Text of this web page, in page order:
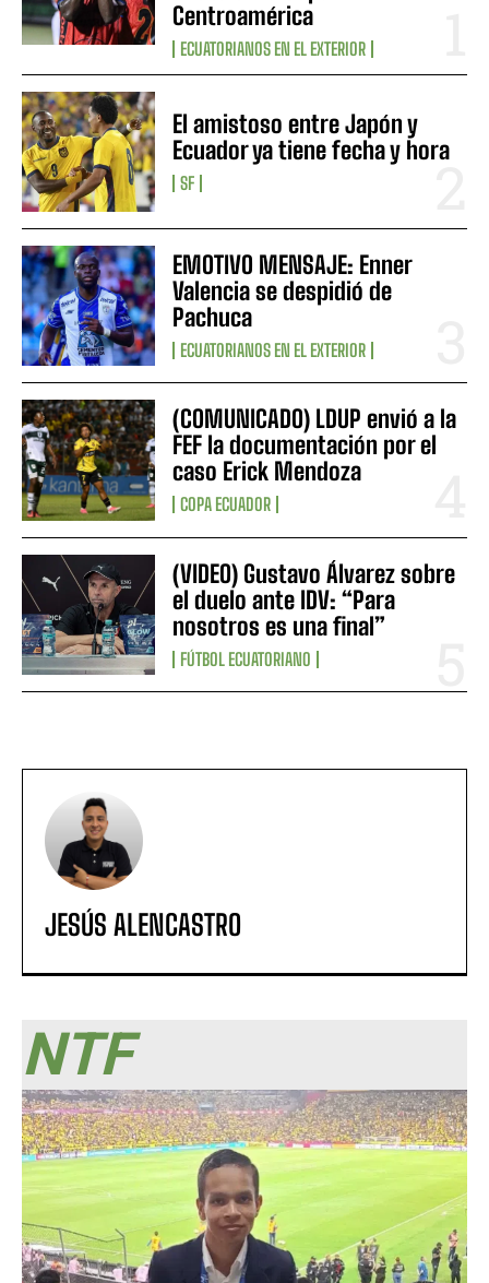
Centroamérica
ECUATORIANOS EN EL EXTERIOR
El amistoso entre Japón y
Ecuador ya tiene fecha y hora
SF
EMOTIVO MENSAJE: Enner
Valencia se despidió de
Pachuca
ECUATORIANOS EN EL EXTERIOR
(COMUNICADO) LDUP envió a la
FEF la documentación por el
caso Erick Mendoza
COPA ECUADOR
(VIDEO) Gustavo Álvarez sobre
el duelo ante IDV: “Para
nosotros es una final”
FÚTBOL ECUATORIANO
JESÚS ALENCASTRO
NTF